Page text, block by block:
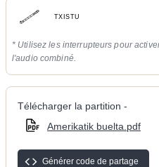
TXISTU
* Utilisez les interrupteurs pour
l'audio combiné.
Télécharger la partition -
Amerikatik buelta.pdf
Générer code de partage